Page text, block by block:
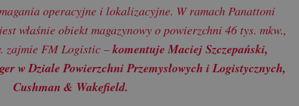
operacyjne i lokalizacyjne. W ramach Panattoni
właśnie obiekt magazynowy o powierzchni 46 tys. mkw.,
zajmie FM Logistic –komentuje Maciej Szczepański,
w Dziale Powierzchni Przemysłowych i Logistycznych,
Cushman & Wakefield.